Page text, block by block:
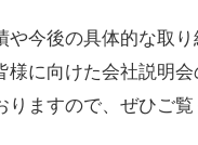
や今後の具体的な取
様に向けた会社説明会
りますので、ぜひご覧